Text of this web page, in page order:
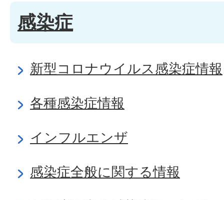
感染症
新型コロナウイルス感染症情報
各種感染症情報
インフルエンザ
感染症全般に関する情報